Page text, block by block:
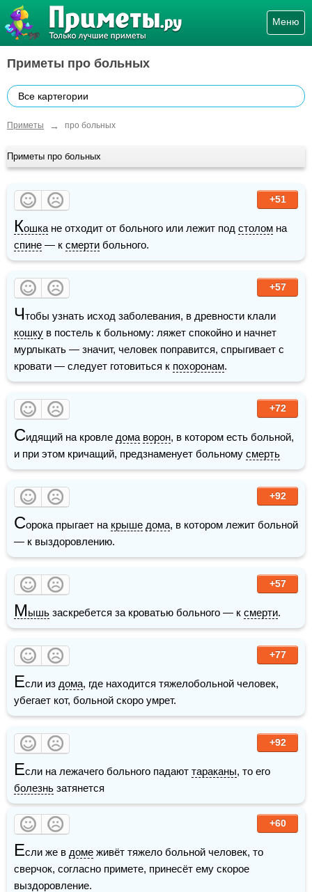
Меню
Приметы про больных
Все картегории
Приметы → про больных
Приметы про больных
+51
Кошка не отходит от больного или лежит под столом
спине — к смерти больного.
+57
Ч
кошку в постель к больному: ляжет спокойно и начнет
мурлыкать — значит, человек поправится, спрыгивает с
кровати — следует готовиться к похоронам.
+72
Сидящий на кровле дома ворон, в котором есть больной,
и при этом кричащий, предзнаменует больному смерть
+92
Сорока прыгает на крыше дома, в котором лежит больной
— к выздоровлению.
+57
Мышь заскребется за кроватью больного — к смерти.
+77
Если из дома, где находится тяжелобольной человек,
убегает кот, больной скоро умрет.
+92
Если на лежачего больного падают тараканы
болезнь затянется
+60
Если же в доме живёт тяжело больной человек, то
сверчок, согласно примете, принесёт ему скорое
выздоровление.